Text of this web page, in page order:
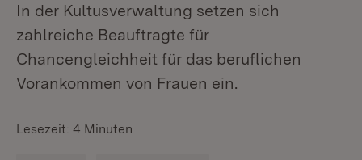
In der Kultusverwaltung setzen sich
zahlreiche Beauftragte für
Chancengleichheit für das beruflichen
Vorankommen von Frauen ein.
Lesezeit: 4 Minuten